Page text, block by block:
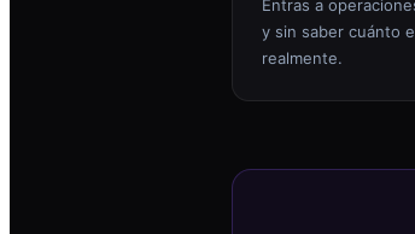
Entras a
y sin saber cuánto
realmente.